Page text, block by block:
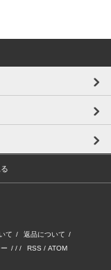
て / 返品について /
/ / / RSS / ATOM